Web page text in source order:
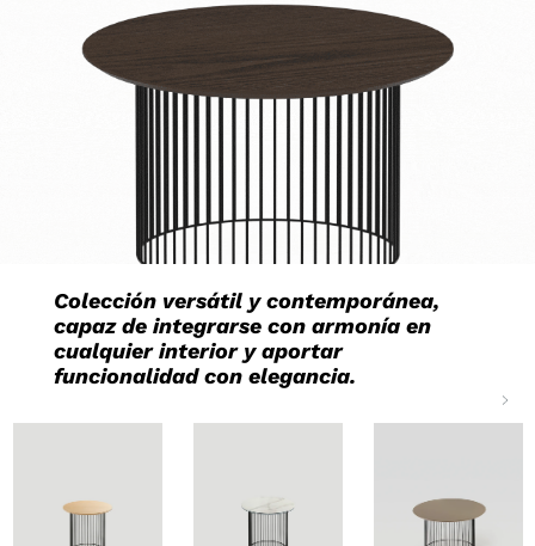
Colección versátil y contemporánea,
capaz de integrarse con armonía en
cualquier interior y aportar
funcionalidad con elegancia.